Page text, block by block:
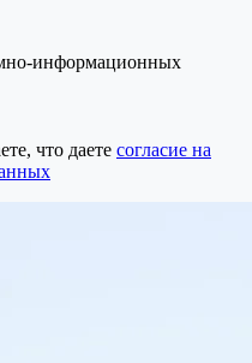
информационных
что даете согласие на